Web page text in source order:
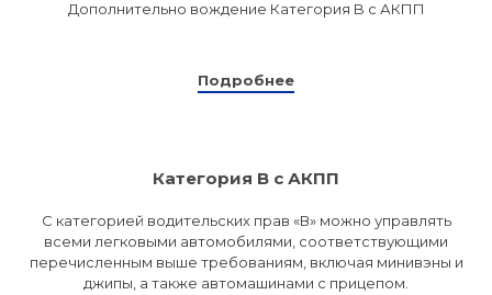
Дополнительно вождение Категория B с АКПП
Подробнее
Категория B с АКПП
С категорией водительских прав «В» можно управлять
всеми легковыми автомобилями, соответствующими
перечисленным выше требованиям, включая минивэны и
джипы, а также автомашинами с прицепом.